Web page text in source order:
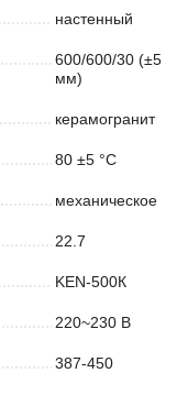
настенный
600/600/30 (±5
мм)
керамогранит
80 ±5 °С
механическое
22.7
KEN-500К
220~230 В
387-450